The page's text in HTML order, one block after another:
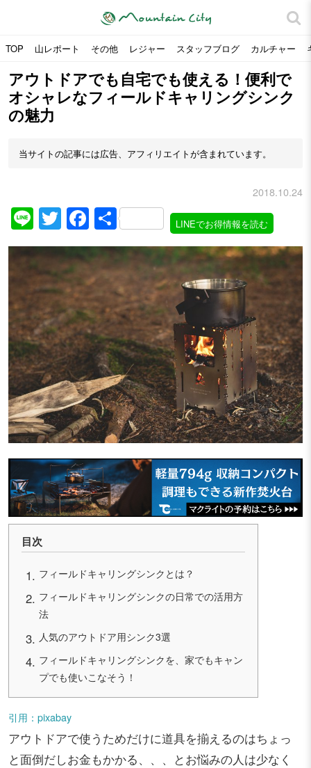
TOP 山レポート その他 レジャー スタッフブログ カルチャー
アウトドアでも自宅でも使える！便利で
オシャレなフィールドキャリングシンク
の魅力
当サイトの記事には広告、アフィリエイトが含まれています。
2018.10.24
LineTwitter
Facebook
共
有
LINEでお得情報を読む
目次
フィールドキャリングシンクとは？
フィールドキャリングシンクの日常での活用方
法
人気のアウトドア用シンク3選
フィールドキャリングシンクを、家でもキャン
プでも使いこなそう！
引用：pixabay
アウトドアで使うためだけに道具を揃えるのはちょっ
と面倒だしお金もかかる、、、とお悩みの人は少なく